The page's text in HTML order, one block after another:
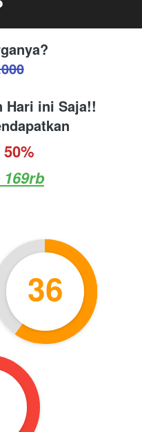
Hari ini Saja!!
169rb
36